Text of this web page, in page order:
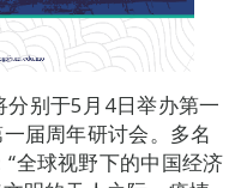
别于5月4日举办第一
届周年研讨会。多名
全球视野下的中国经济